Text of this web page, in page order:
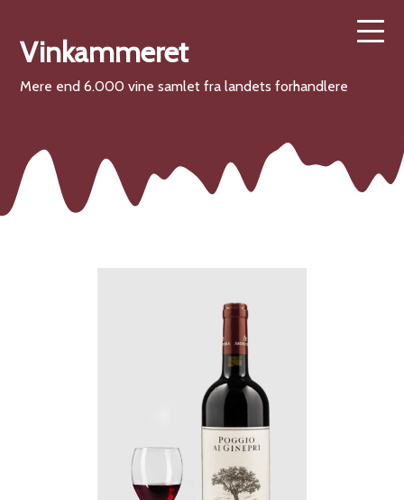
Vinkammeret
Mere end 6.000 vine samlet fra landets forhandlere